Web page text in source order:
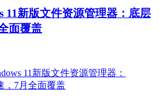
11新版文件资源管理器：底层
面覆盖